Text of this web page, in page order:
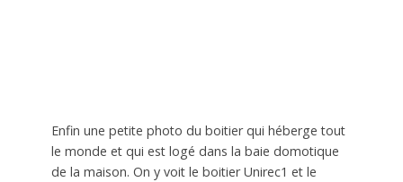
Enfin une petite photo du boitier qui héberge tout
le monde et qui est logé dans la baie domotique
de la maison. On y voit le boitier Unirec1 et le